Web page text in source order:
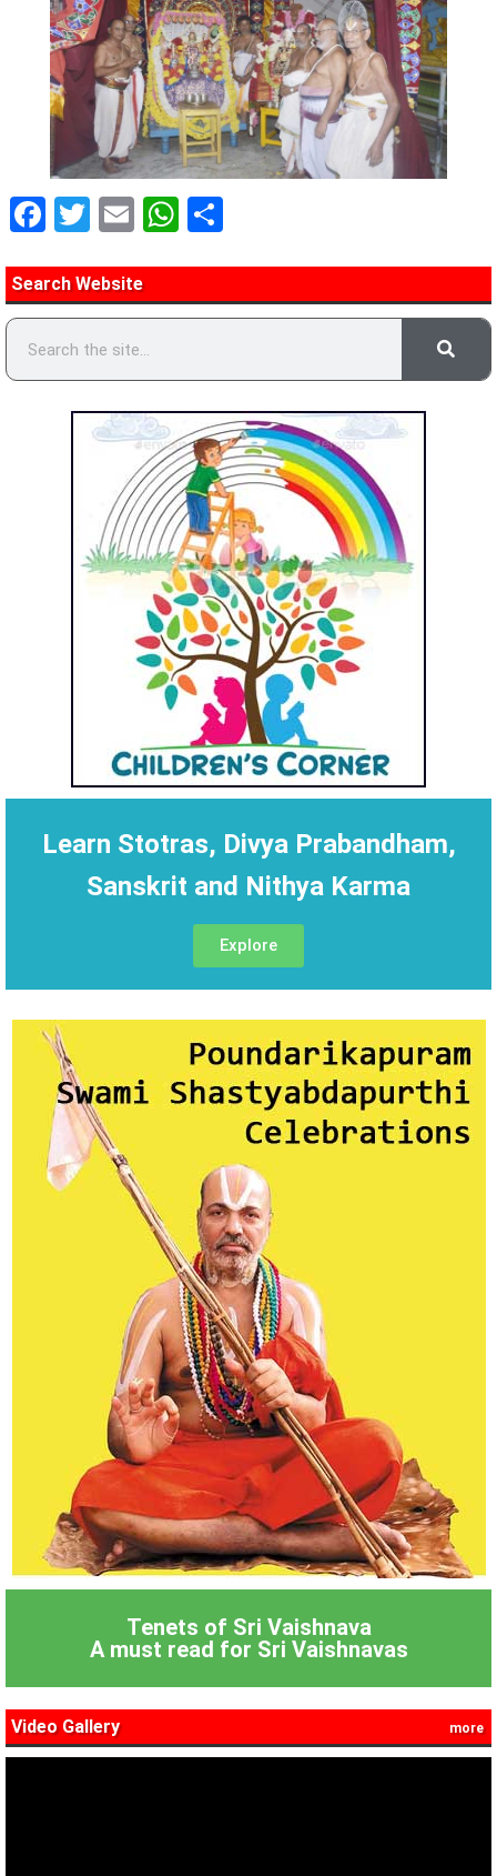
Facebook
Twitter
EmailWhatsApp
Search Website
Learn Stotras, Divya Prabandham,
Sanskrit and Nithya Karma
Explore
Tenets of Sri Vaishnava
A must read for Sri Vaishnavas
Video Gallery more